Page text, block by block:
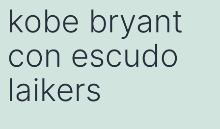
kobe bryant
con escudo
laikers